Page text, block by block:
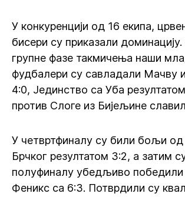
У конкуренцији од 16 екипа,
бисери су приказали
групне фазе такмичења наши
фудбалери су савладали Мачву
4:0, Јединство са Уба
против Слоге из Бијељине
У четвртфиналу су били бољи
Брчког резултатом 3:2, а затим
полуфиналу убедљиво
Феникс са 6:3. Потврдили су